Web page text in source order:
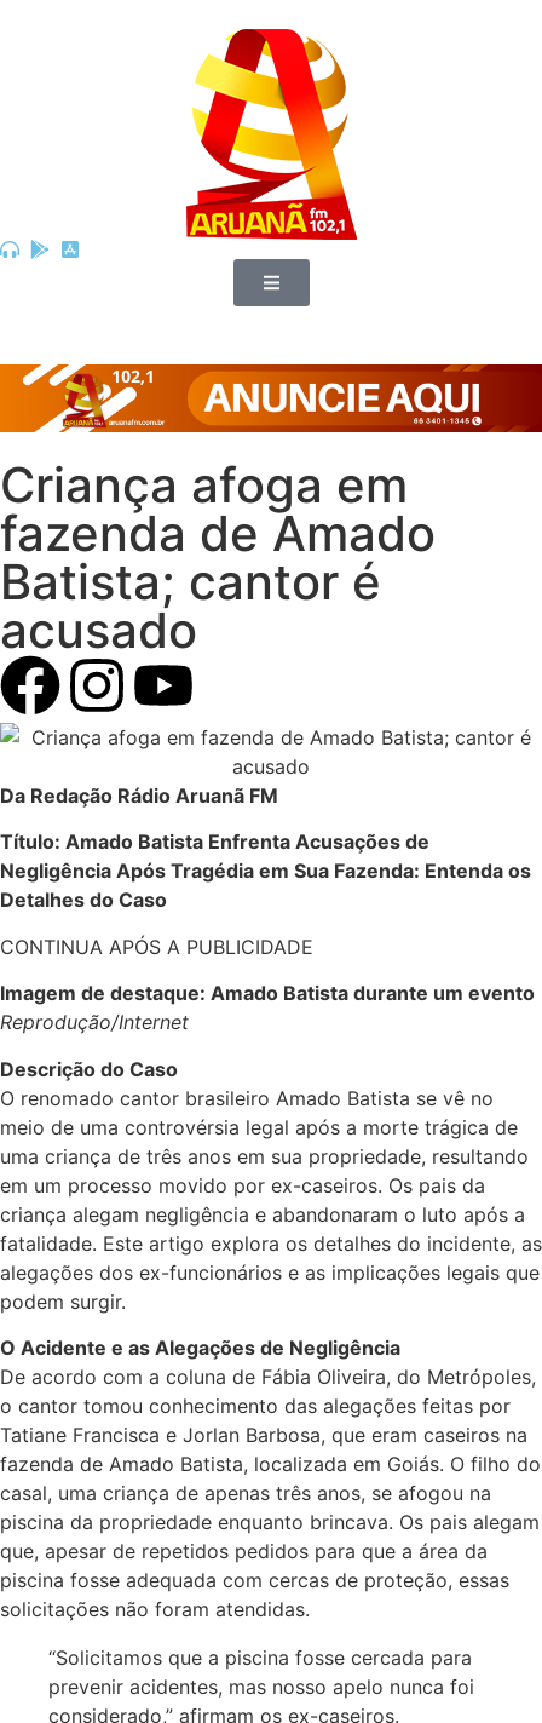
Criança afoga em
fazenda de Amado
Batista; cantor é
acusado
Da Redação Rádio Aruanã FM
Título: Amado Batista Enfrenta Acusações de
Negligência Após Tragédia em Sua Fazenda: Entenda os
Detalhes do Caso
CONTINUA APÓS A PUBLICIDADE
Imagem de destaque: Amado Batista durante um evento
Reprodução/Internet
Descrição do Caso
O renomado cantor brasileiro Amado Batista se vê no
meio de uma controvérsia legal após a morte trágica de
uma criança de três anos em sua propriedade, resultando
em um processo movido por ex-caseiros. Os pais da
criança alegam negligência e abandonaram o luto após a
fatalidade. Este artigo explora os detalhes do incidente, as
alegações dos ex-funcionários e as implicações legais que
podem surgir.
O Acidente e as Alegações de Negligência
De acordo com a coluna de Fábia Oliveira, do Metrópoles,
o cantor tomou conhecimento das alegações feitas por
Tatiane Francisca e Jorlan Barbosa, que eram caseiros na
fazenda de Amado Batista, localizada em Goiás. O filho do
casal, uma criança de apenas três anos, se afogou na
piscina da propriedade enquanto brincava. Os pais alegam
que, apesar de repetidos pedidos para que a área da
piscina fosse adequada com cercas de proteção, essas
solicitações não foram atendidas.
“Solicitamos que a piscina fosse cercada para
prevenir acidentes, mas nosso apelo nunca foi
considerado,” afirmam os ex-caseiros.